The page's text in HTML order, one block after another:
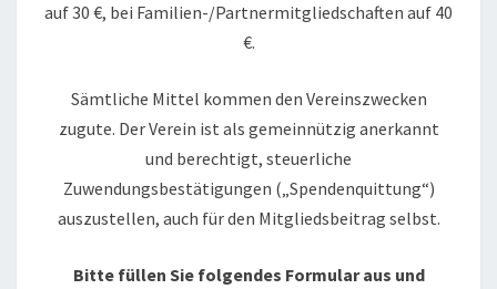
G
auf 30 €, bei Familien-/Partnermitgliedschaften auf 40
€.
Sämtliche Mittel kommen den Vereinszwecken
zugute. Der Verein ist als gemeinnützig anerkannt
und berechtigt, steuerliche
Zuwendungsbestätigungen („Spendenquittung“)
auszustellen, auch für den Mitgliedsbeitrag selbst.
Bitte füllen Sie folgendes Formular aus und